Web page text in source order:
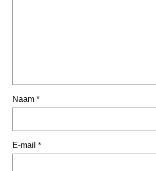
Naam *
E-mail *